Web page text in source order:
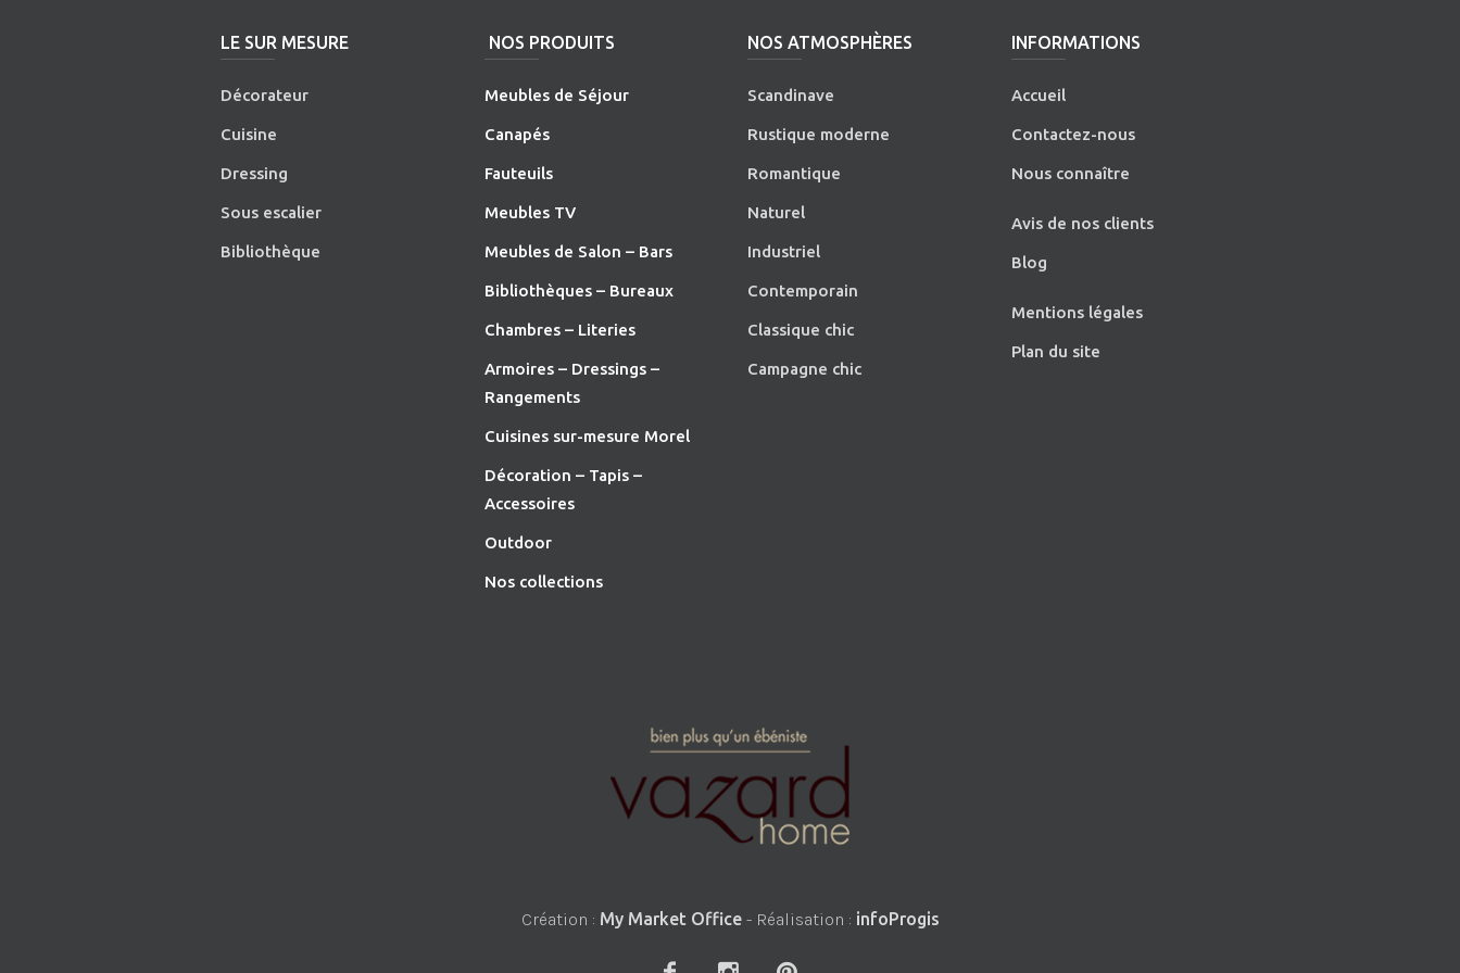
LE SUR MESURE
Décorateur
Cuisine
Dressing
Sous escalier
Bibliothèque
NOS PRODUITS
Meubles de Séjour
Canapés
Fauteuils
Meubles TV
Meubles de Salon – Bars
Bibliothèques – Bureaux
Chambres – Literies
Armoires – Dressings –
Rangements
Cuisines sur-mesure Morel
Décoration – Tapis –
Accessoires
Outdoor
Nos collections
NOS ATMOSPHÈRES
Scandinave
Rustique moderne
Romantique
Naturel
Industriel
Contemporain
Classique chic
Campagne chic
INFORMATIONS
Accueil
Contactez-nous
Nous connaître
Avis de nos clients
Blog
Mentions légales
Plan du site
Création : My Market Office- Réalisation : infoProgis